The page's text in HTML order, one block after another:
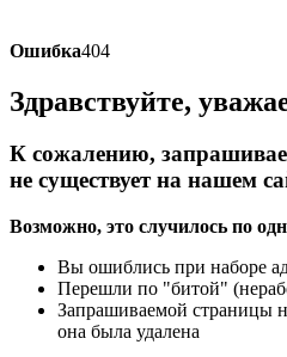
Ошибка404
Здравствуйте,
К сожалению,
не существует на нашем
Возможно, это случилось по
Вы ошиблись при наборе
Перешли по "битой"
Запрашиваемой страницы
она была удалена